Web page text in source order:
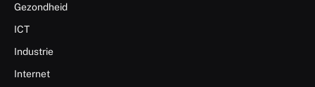
Gezondheid
ICT
Industrie
Internet